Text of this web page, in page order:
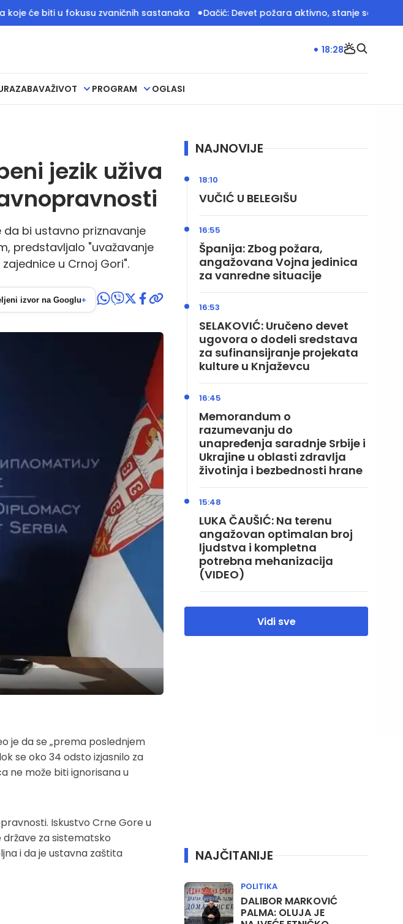
u fokusu zvaničnih sastanaka Dačić: Devet požara aktivno, stanje sa vodostajima i
ZABAVAŽIVOT PROGRAM OGLASI
18:28
jezik uživa
da bi ustavno priznavanje
predstavljalo "uvažavanje
u Crnoj Gori".
izvor na Googlu+
je da se „prema poslednjem
se oko 34 odsto izjasnilo za
ne može biti ignorisana u
Iskustvo Crne Gore u
za sistematsko
i da je ustavna zaštita
NAJNOVIJE
VUČIĆ U BELEGIŠU
18:10
Španija: Zbog požara,
angažovana Vojna jedinica
za vanredne situacije
16:55
SELAKOVIĆ: Uručeno devet
ugovora o dodeli sredstava
za sufinansijranje projekata
kulture u Knjaževcu
16:53
Memorandum o
razumevanju do
unapređenja saradnje Srbije i
Ukrajine u oblasti zdravlja
životinja i bezbednosti hrane
16:45
LUKA ČAUŠIĆ: Na terenu
angažovan optimalan broj
ljudstva i kompletna
potrebna mehanizacija
(VIDEO)
15:48
Vidi sve
NAJČITANIJE
DALIBOR MARKOVIĆ
PALMA: OLUJA JE
POLITIKA